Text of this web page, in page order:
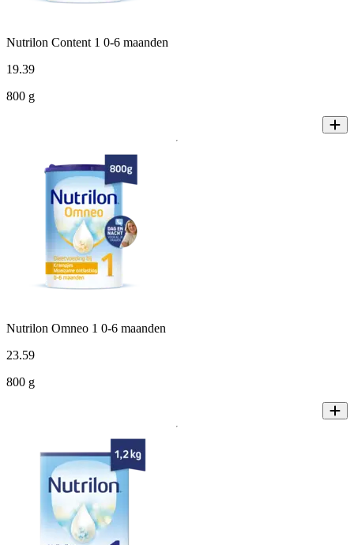
Nutrilon Content 1 0-6 maanden
19.39
800 g
Nutrilon Omneo 1 0-6 maanden
23.59
800 g